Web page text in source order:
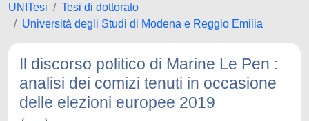
UNITesi
Tesi di dottorato
Università degli Studi di Modena e Reggio Emilia
Il discorso politico di Marine Le Pen :
analisi dei comizi tenuti in occasione
delle elezioni europee 2019